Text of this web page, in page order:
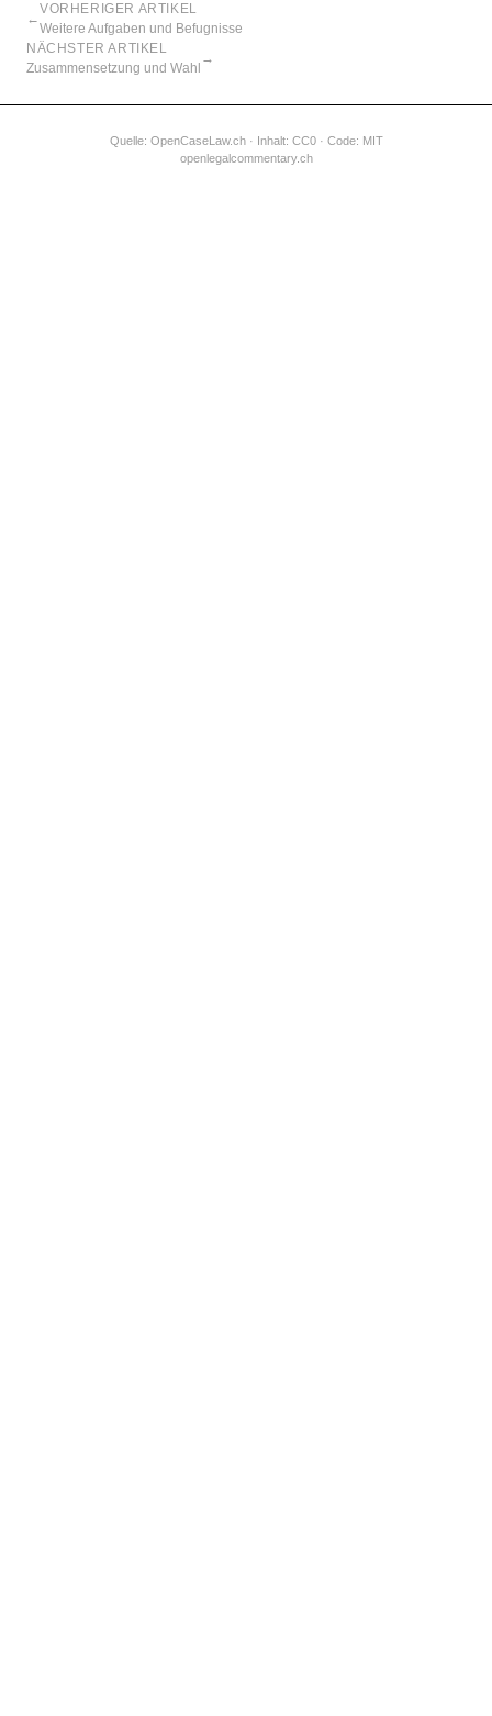
←
VORHERIGER ARTIKEL
Weitere Aufgaben und Befugnisse
NÄCHSTER ARTIKEL
Zusammensetzung und Wahl
→
Quelle: OpenCaseLaw.ch· Inhalt: CC0 · Code: MIT
openlegalcommentary.ch